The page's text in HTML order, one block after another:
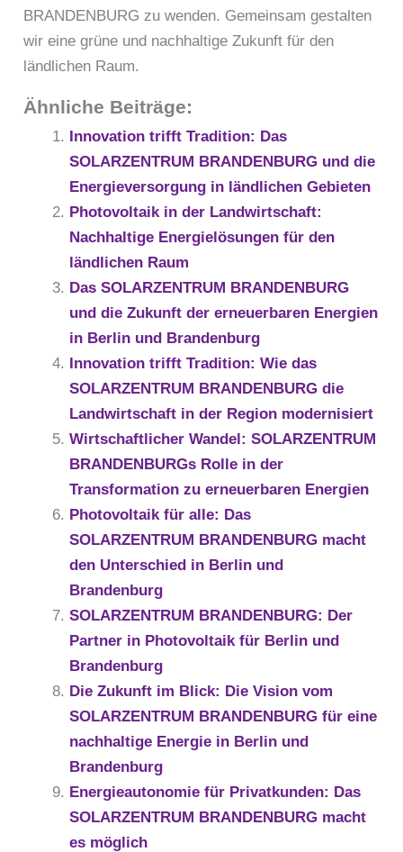
BRANDENBURG zu wenden. Gemeinsam gestalten
wir eine grüne und nachhaltige Zukunft für den
ländlichen Raum.
Ähnliche Beiträge:
Innovation trifft Tradition: Das
SOLARZENTRUM BRANDENBURG und die
Energieversorgung in ländlichen Gebieten
Photovoltaik in der Landwirtschaft:
Nachhaltige Energielösungen für den
ländlichen Raum
Das SOLARZENTRUM BRANDENBURG
und die Zukunft der erneuerbaren Energien
in Berlin und Brandenburg
Innovation trifft Tradition: Wie das
SOLARZENTRUM BRANDENBURG die
Landwirtschaft in der Region modernisiert
Wirtschaftlicher Wandel: SOLARZENTRUM
BRANDENBURGs Rolle in der
Transformation zu erneuerbaren Energien
Photovoltaik für alle: Das
SOLARZENTRUM BRANDENBURG macht
den Unterschied in Berlin und
Brandenburg
SOLARZENTRUM BRANDENBURG: Der
Partner in Photovoltaik für Berlin und
Brandenburg
Die Zukunft im Blick: Die Vision vom
SOLARZENTRUM BRANDENBURG für eine
nachhaltige Energie in Berlin und
Brandenburg
Energieautonomie für Privatkunden: Das
SOLARZENTRUM BRANDENBURG macht
es möglich